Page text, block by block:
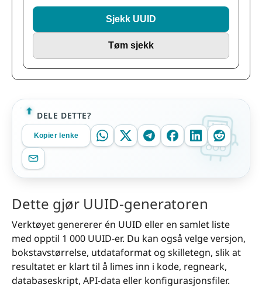
Sjekk UUID
Tøm sjekk
DELE DETTE?
Kopier lenke
Dette gjør UUID-generatoren
Verktøyet genererer én UUID eller en samlet liste
med opptil 1 000 UUID-er. Du kan også velge versjon,
bokstavstørrelse, utdataformat og skilletegn, slik at
resultatet er klart til å limes inn i kode, regneark,
databaseskript, API-data eller konfigurasjonsfiler.